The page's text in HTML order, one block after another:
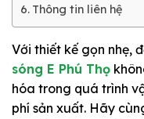
Thông tin liên hệ
Với thiết kế gọn nhẹ,
sóng E Phú Thọ
hóa trong quá trình
phí sản xuất. Hãy